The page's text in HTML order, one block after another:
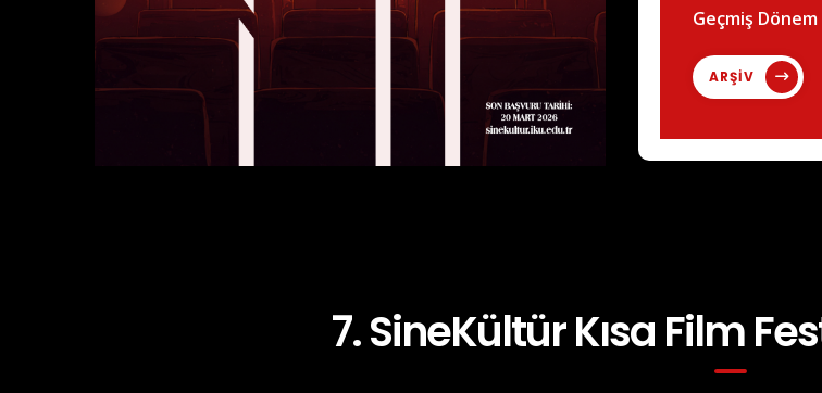
Geçmiş Dönem
ARŞİV
7. SineKültür Kısa Film